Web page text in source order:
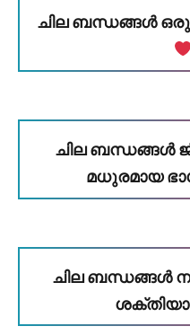
ചില ബന്ധങ്ങൾ
ചില ബന്ധങ്ങൾ
മധുരമായ
ചില ബന്ധങ്ങൾ